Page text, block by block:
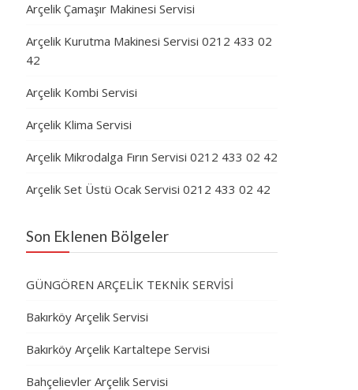
Arçelik Çamaşır Makinesi Servisi
Arçelik Kurutma Makinesi Servisi 0212 433 02
42
Arçelik Kombi Servisi
Arçelik Klima Servisi
Arçelik Mikrodalga Fırın Servisi 0212 433 02 42
Arçelik Set Üstü Ocak Servisi 0212 433 02 42
Son Eklenen Bölgeler
GÜNGÖREN ARÇELİK TEKNİK SERVİSİ
Bakırköy Arçelik Servisi
Bakırköy Arçelik Kartaltepe Servisi
Bahçelievler Arçelik Servisi